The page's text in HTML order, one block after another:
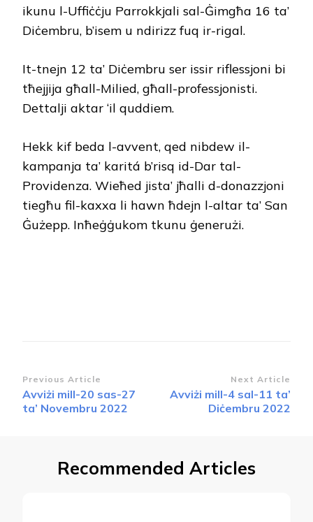
ikunu l-Uffiċċju Parrokkjali sal-Ġimgħa 16 ta’
Diċembru, b’isem u ndirizz fuq ir-rigal.
It-tnejn 12 ta’ Diċembru ser issir riflessjoni bi
tħejjija għall-Milied, għall-professjonisti.
Dettalji aktar ‘il quddiem.
Hekk kif beda l-avvent, qed nibdew il-
kampanja ta’ karitá b’risq id-Dar tal-
Providenza. Wieħed jista’ jħalli d-donazzjoni
tiegħu fil-kaxxa li hawn ħdejn l-altar ta’ San
Ġużepp. Inħeġġukom tkunu ġenerużi.
Post
Navigation
Previous Article
Avviżi mill-20 sas-27
ta’ Novembru 2022
Next Article
Avviżi mill-4 sal-11 ta’
Diċembru 2022
Recommended Articles